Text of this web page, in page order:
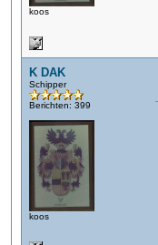
koos
K DAK
Schipper
Berichten: 399
koos